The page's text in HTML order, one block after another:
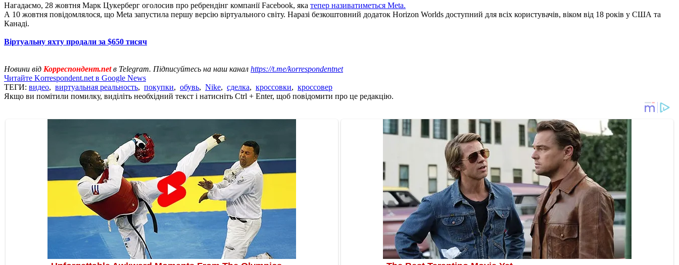
Нагадаємо, 28 жовтня Марк Цукерберг оголосив про ребрендінг компанії Facebook, яка тепер називатиметься Meta.
А 10 жовтня повідомлялося, що Meta запустила першу версію віртуального світу. Наразі безкоштовний додаток Horizon Worlds доступний для всіх користувачів, віком від 18 років у США та
Канаді.
Віртуальну яхту продали за $650 тисяч
Новини від Корреспондент.netв Telegram. Підписуйтесь на наш канал https://t.me/korrespondentnet
Читайте Korrespondent.net в Google News
ТЕГИ: видео, виртуальная реальность, покупки, обувь, Nike, сделка, кроссовки, кроссовер
Якщо ви помітили помилку, виділіть необхідний текст і натисніть Ctrl + Enter, щоб повідомити про це редакцію.